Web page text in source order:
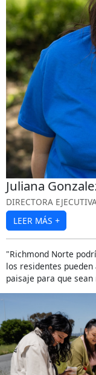
Juliana
DIRECTORA
LEER MÁS +
"Richmond Norte
los residentes
paisaje para que